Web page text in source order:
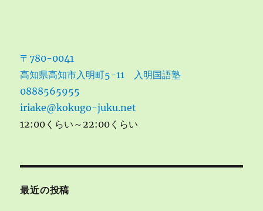
〒780-0041
高知県高知市入明町5-11 入明国語塾
0888565955
iriake@kokugo-juku.net
12:00くらい～22:00くらい
最近の投稿